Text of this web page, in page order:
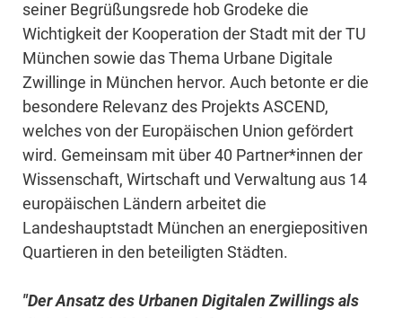
seiner Begrüßungsrede hob Grodeke die
Wichtigkeit der Kooperation der Stadt mit der TU
München sowie das Thema Urbane Digitale
Zwillinge in München hervor. Auch betonte er die
besondere Relevanz des Projekts ASCEND,
welches von der Europäischen Union gefördert
wird. Gemeinsam mit über 40 Partner*innen der
Wissenschaft, Wirtschaft und Verwaltung aus 14
europäischen Ländern arbeitet die
Landeshauptstadt München an energiepositiven
Quartieren in den beteiligten Städten.
"Der Ansatz des Urbanen Digitalen Zwillings als